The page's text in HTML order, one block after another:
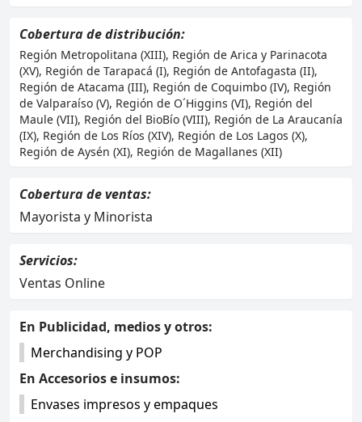
Cobertura de distribución:
Región Metropolitana (XIII), Región de Arica y Parinacota
(XV), Región de Tarapacá (I), Región de Antofagasta (II),
Región de Atacama (III), Región de Coquimbo (IV), Región
de Valparaíso (V), Región de O´Higgins (VI), Región del
Maule (VII), Región del BioBío (VIII), Región de La Araucanía
(IX), Región de Los Ríos (XIV), Región de Los Lagos (X),
Región de Aysén (XI), Región de Magallanes (XII)
Cobertura de ventas:
Mayorista y Minorista
Servicios:
Ventas Online
Otras categorías asociadas:
En Publicidad, medios y otros:
Merchandising y POP
En Accesorios e insumos:
Envases impresos y empaques